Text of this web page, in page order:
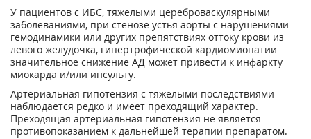
У пациентов с ИБС, тяжелыми цереброваскулярными
заболеваниями, при стенозе устья аорты с нарушениями
гемодинамики или других препятствиях оттоку крови из
левого желудочка, гипертрофической кардиомиопатии
значительное снижение АД может привести к инфаркту
миокарда и/или инсульту.
Артериальная гипотензия с тяжелыми последствиями
наблюдается редко и имеет преходящий характер.
Преходящая артериальная гипотензия не является
противопоказанием к дальнейшей терапии препаратом.